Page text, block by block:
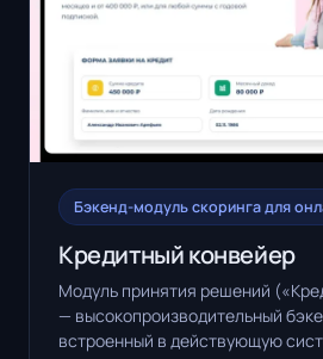
Бэкенд-модуль скоринга для
Кредитный конвейер
Модуль принятия решений
— высокопроизводительный
встроенный в действующую